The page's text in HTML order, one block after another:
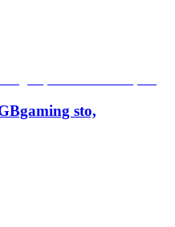
sto,